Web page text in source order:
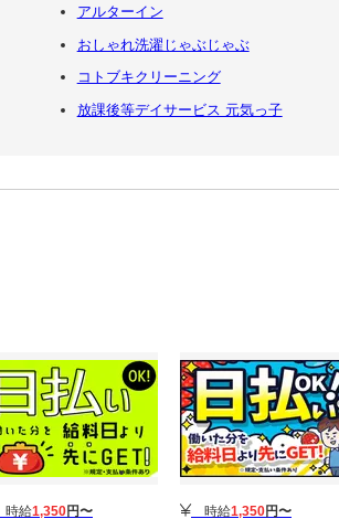
アルターイン
おしゃれ洗濯じゃぶじゃぶ
コトブキクリーニング
放課後等デイサービス 元気っ子
時給1,350円〜
時給1,350円〜